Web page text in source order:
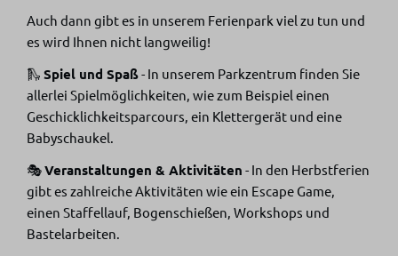
Auch dann gibt es in unserem Ferienpark viel zu tun und
es wird Ihnen nicht langweilig!
🛝 Spiel und Spaß- In unserem Parkzentrum finden Sie
allerlei Spielmöglichkeiten, wie zum Beispiel einen
Geschicklichkeitsparcours, ein Klettergerät und eine
Babyschaukel.
🎭Veranstaltungen & Aktivitäten - In den Herbstferien
gibt es zahlreiche Aktivitäten wie ein Escape Game,
einen Staffellauf, Bogenschießen, Workshops und
Bastelarbeiten.